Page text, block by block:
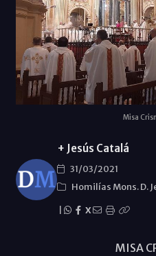
Misa
+ Jesús Catalá
31/03/2021
Homilías Mons. D.
X
MISA